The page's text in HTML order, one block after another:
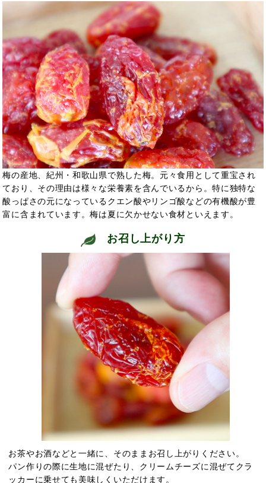
梅の産地、紀州・和歌山県で熟した梅。元々食用として重宝され
ており、その理由は様々な栄養素を含んでいるから。特に独特な
酸っぱさの元になっているクエン酸やリンゴ酸などの有機酸が豊
富に含まれています。梅は夏に欠かせない食材といえます。
お召し上がり方
お茶やお酒などと一緒に、そのままお召し上がりください。
パン作りの際に生地に混ぜたり、クリームチーズに混ぜてクラ
ッカーに乗せても美味しくいただけます。